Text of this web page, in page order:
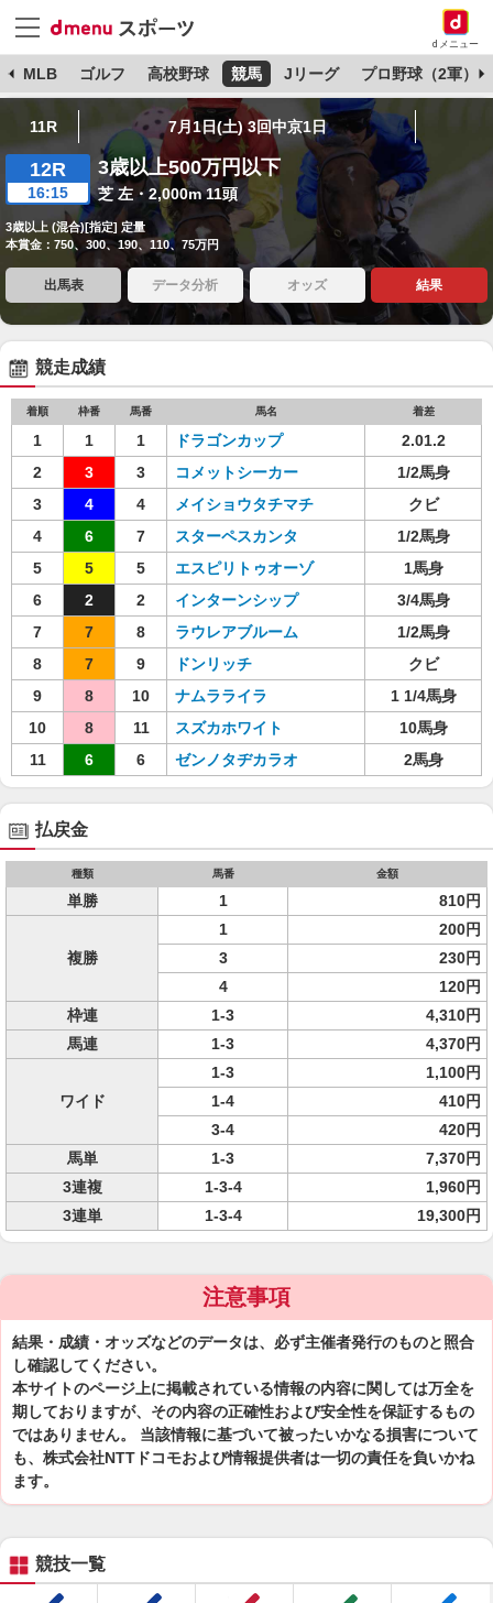
dメニュー
MLB ゴルフ 高校野球 競馬 Jリーグ プロ野球（2軍）
11R 7月1日(土) 3回中京1日
12R
16:15
3歳以上500万円以下
芝 左・2,000m 11頭
3歳以上 (混合)[指定] 定量
本賞金：750、300、190、110、75万円
出馬表 データ分析 オッズ 結果
競走成績
着順 枠番 馬番 馬名 着差
1 1 1 ドラゴンカップ
2.01.2
2
3 3 コメットシーカー
1/2馬身
3
4 4 メイショウタチマチ
クビ
4
6 7 スターペスカンタ
1/2馬身
5
5 5 エスピリトゥオーゾ
1馬身
6
2 2 インターンシップ
3/4馬身
7
7 8 ラウレアブルーム
1/2馬身
8
7 9 ドンリッチ
クビ
9
8 10 ナムラライラ
1 1/4馬身
10
8 11 スズカホワイト
10馬身
11
6 6 ゼンノタヂカラオ 2馬身
払戻金
種類 馬番 金額
単勝 1 810円
複勝
1
200円
3
230円
4
120円
枠連
1-3
4,310円
馬連
1-3 4,370円
ワイド
1-3
1,100円
1-4
410円
3-4
420円
馬単
1-3
7,370円
3連複
1-3-4
1,960円
3連単
1-3-4 19,300円
注意事項
結果・成績・オッズなどのデータは、必ず主催者発行のものと照合
し確認してください。
本サイトのページ上に掲載されている情報の内容に関しては万全を
期しておりますが、その内容の正確性および安全性を保証するもの
ではありません。 当該情報に基づいて被ったいかなる損害について
も、株式会社NTTドコモおよび情報提供者は一切の責任を負いかね
ます。
競技一覧